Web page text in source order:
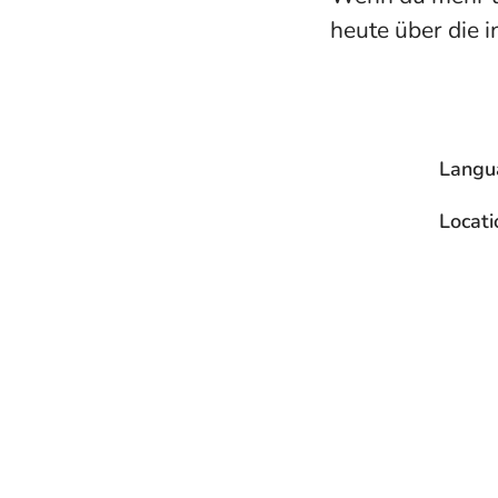
heute über die